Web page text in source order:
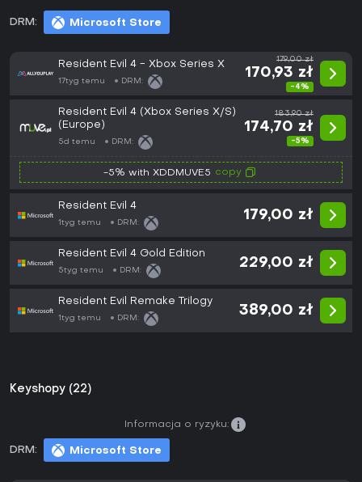
DRM: Microsoft Store
Resident Evil 4 - Xbox Series X
17tyg temu DRM:
179,00 zł
170,93 zł
-4%
Resident Evil 4 (Xbox Series X/S)
(Europe)
5d temu DRM:
183,90 zł
174,70 zł
-5%
-5% with XDDMUVE5 copy
Resident Evil 4
1tyg temu DRM:
179,00 zł
Resident Evil 4 Gold Edition
5tyg temu DRM:
229,00 zł
Resident Evil Remake Trilogy
1tyg temu DRM:
389,00 zł
Keyshopy (22)
DRM: Microsoft Store
Informacja o ryzyku: